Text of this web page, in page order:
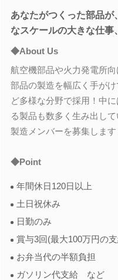
あなたがつくった部品
なスケールの大きな仕事
◆About Us
航空機部品や火力発電所
部品の製造を幅広く手が
ど多様な分野で採用！中
る製品も数多く生み出し
製造メンバーを募集します
◆Point
年間休日120日以上
土日祝休み
日勤のみ
賞与3回(最大100万円の
お弁当代の半額負担
ガソリン代支給 など